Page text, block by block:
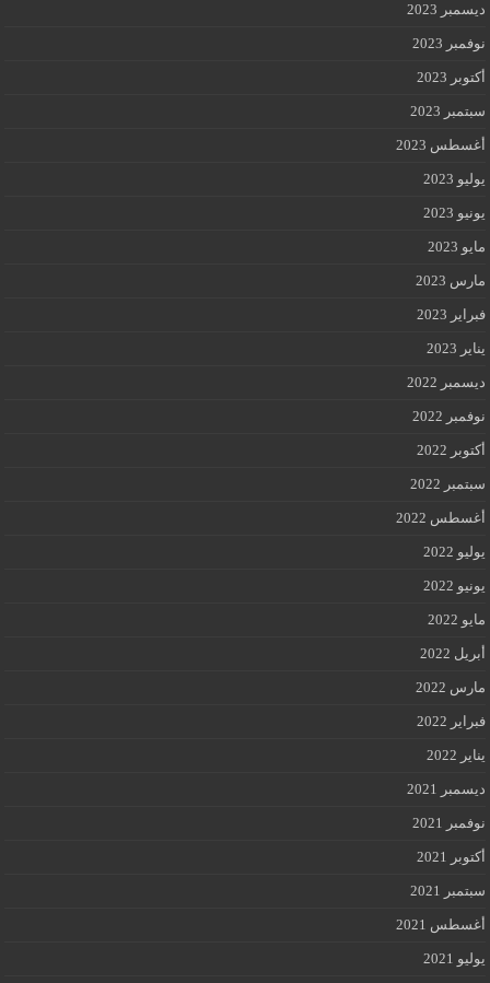
ديسمبر 2023
نوفمبر 2023
أكتوبر 2023
سبتمبر 2023
أغسطس 2023
يوليو 2023
يونيو 2023
مايو 2023
مارس 2023
فبراير 2023
يناير 2023
ديسمبر 2022
نوفمبر 2022
أكتوبر 2022
سبتمبر 2022
أغسطس 2022
يوليو 2022
يونيو 2022
مايو 2022
أبريل 2022
مارس 2022
فبراير 2022
يناير 2022
ديسمبر 2021
نوفمبر 2021
أكتوبر 2021
سبتمبر 2021
أغسطس 2021
يوليو 2021